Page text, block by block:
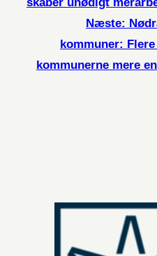
Næste:
kommuner:
kommunerne mere